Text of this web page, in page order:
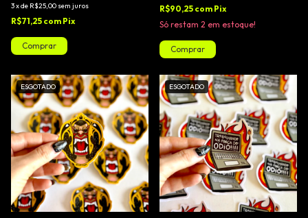
3xde R$25,00 sem juros
R$71,25 com Pix
R$90,25 com Pix
Só restam 2 em estoque!
ESGOTADO ESGOTADO